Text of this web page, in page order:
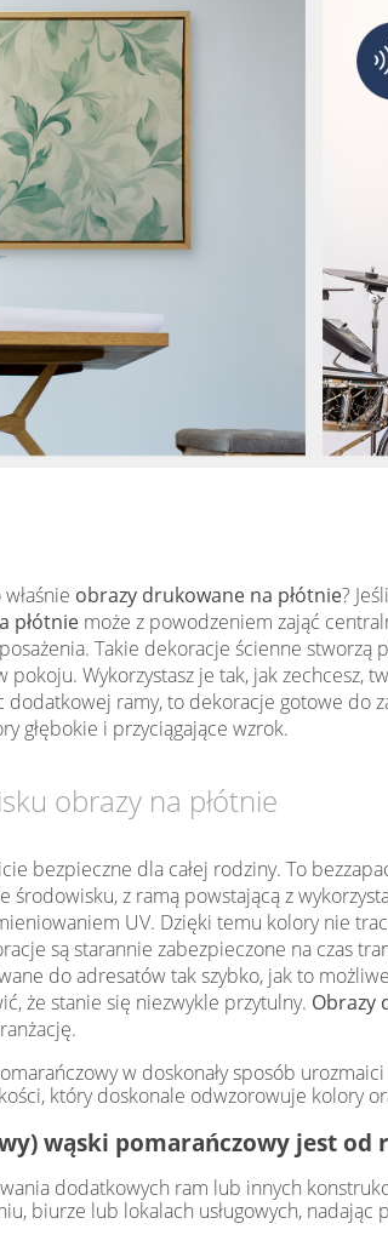
obrazy drukowane na płótnie?
płótnie może z powodzeniem zająć
Takie dekoracje ścienne
Wykorzystasz je tak, jak zechcesz,
ramy, to dekoracje gotowe do
głębokie i przyciągające wzrok.
obrazy na płótnie
bezpieczne dla całej rodziny. To
z ramą powstającą z
UV. Dzięki temu kolory nie
są starannie zabezpieczone na czas
do adresatów tak szybko, jak to
że stanie się niezwykle przytulny. Obrazy
w doskonały sposób
który doskonale odwzorowuje kolory
wąski pomarańczowy jest
dodatkowych ram lub innych
biurze lub lokalach usługowych,